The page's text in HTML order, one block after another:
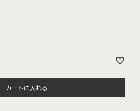
カートに入れる